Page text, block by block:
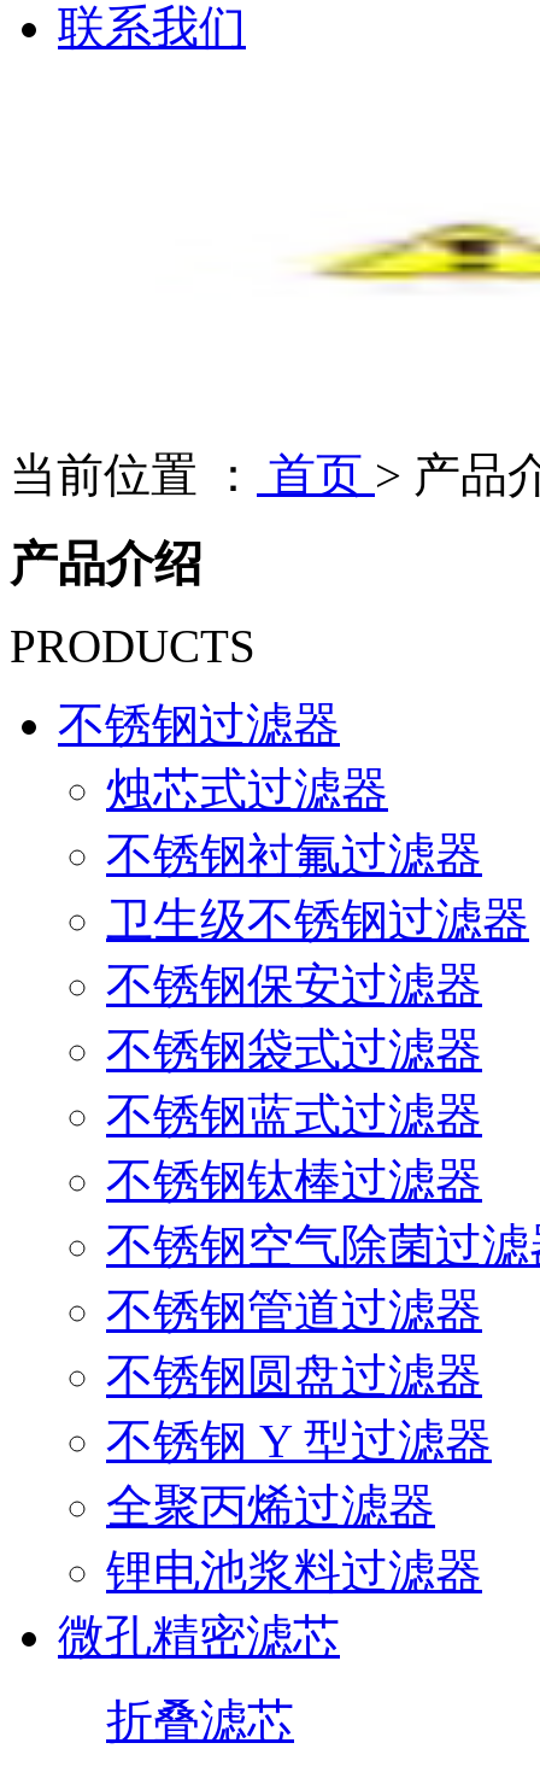
联系我们
当前位置 ： 首页 > 产品
产品介绍
PRODUCTS
不锈钢过滤器
烛芯式过滤器
不锈钢衬氟过滤器
卫生级不锈钢过滤器
不锈钢保安过滤器
不锈钢袋式过滤器
不锈钢蓝式过滤器
不锈钢钛棒过滤器
不锈钢空气除菌过滤
不锈钢管道过滤器
不锈钢圆盘过滤器
不锈钢 Y 型过滤器
全聚丙烯过滤器
锂电池浆料过滤器
微孔精密滤芯
折叠滤芯